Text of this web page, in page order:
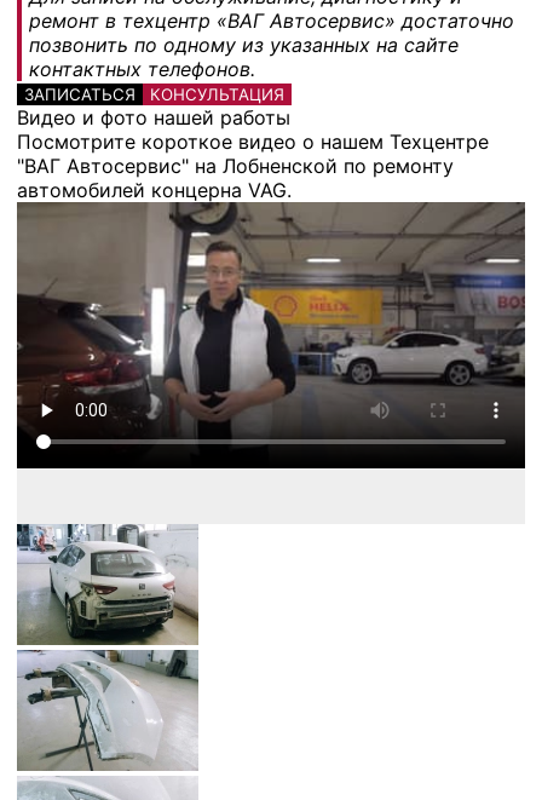
ремонт в техцентр «ВАГ Автосервис» достаточно
позвонить по одному из указанных на сайте
контактных телефонов.
ЗАПИСАТЬСЯ КОНСУЛЬТАЦИЯ
Видео и фото нашей работы
Посмотрите короткое видео о нашем Техцентре
"ВАГ Автосервис" на Лобненской по ремонту
автомобилей концерна VAG.